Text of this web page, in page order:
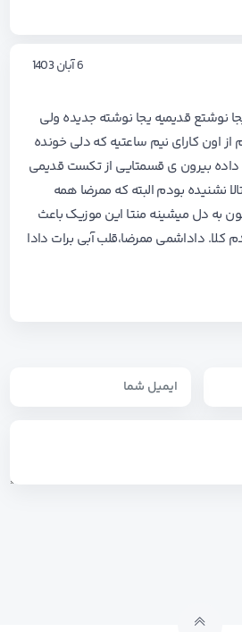
6 آبان 1403
نوشتع قدیمیه یجا نوشته جدیده ولی
اون کارای نیم ساعتیه که دلی خونده
داده بیرون ی قسمتایی از تکست قدیمی
نشنیده بودم البته که ممرضا همه
به دل میشینه منتا این موزیک باعث
کلا. داداشمی ممرضا،قلب آبی برات دادا